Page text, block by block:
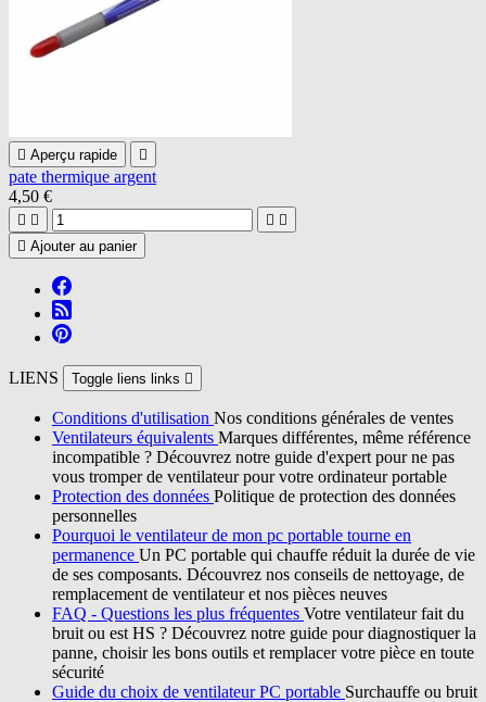
 Aperçu rapide 
pate thermique argent
4,50 €
   
 Ajouter au panier
LIENS Toggle liens links 
Conditions d'utilisation Nos conditions générales de ventes
Ventilateurs équivalents Marques différentes, même référence
incompatible ? Découvrez notre guide d'expert pour ne pas
vous tromper de ventilateur pour votre ordinateur portable
Protection des données Politique de protection des données
personnelles
Pourquoi le ventilateur de mon pc portable tourne en
permanence Un PC portable qui chauffe réduit la durée de vie
de ses composants. Découvrez nos conseils de nettoyage, de
remplacement de ventilateur et nos pièces neuves
FAQ - Questions les plus fréquentes Votre ventilateur fait du
bruit ou est HS ? Découvrez notre guide pour diagnostiquer la
panne, choisir les bons outils et remplacer votre pièce en toute
sécurité
Guide du choix de ventilateur PC portable Surchauffe ou bruit